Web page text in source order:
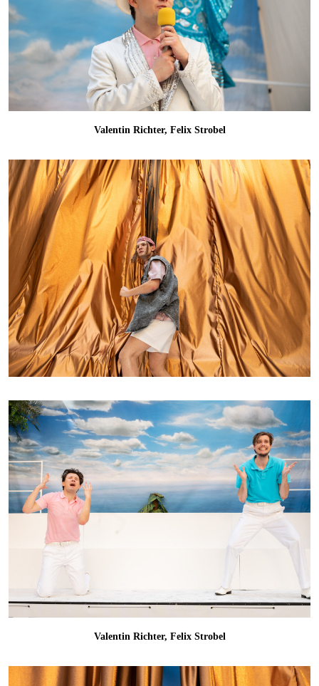
Valentin Richter, Felix Strobel
Valentin Richter, Felix Strobel